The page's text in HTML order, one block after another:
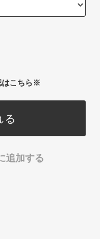
はこちら※
る
追加する